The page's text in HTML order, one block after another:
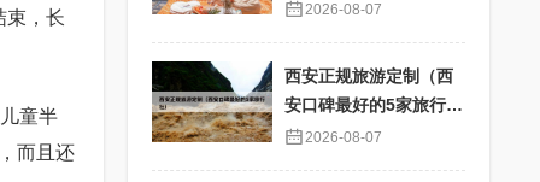
束，长
童半
而且还
2026-08-07
西安正规旅游定制（西
安口碑最好的5家旅行
社）2026-08-07